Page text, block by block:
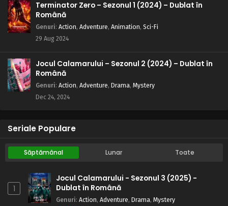
Terminator Zero – Sezonul 1 (2024) – Dublat în
Română
Genuri: Action, Adventure, Animation, Sci-Fi
29 Aug 2024
Jocul Calamarului – Sezonul 2 (2024) – Dublat în
Română
Genuri: Action, Adventure, Drama, Mystery
Dec 24, 2024
Seriale Populare
Săptămânal Lunar Toate
1
Jocul Calamarului - Sezonul 3 (2025) -
Dublat în Română
Genuri: Action, Adventure, Drama, Mystery